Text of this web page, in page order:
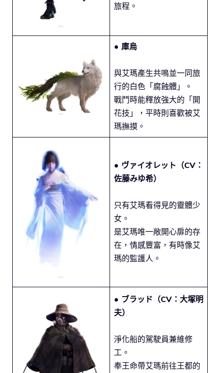
旅程。
● 庫烏
與艾瑪產生共鳴並一同旅
行的白色「腐蝕體」。
戰鬥時能釋放強大的「開
花技」，平時則喜歡被艾
瑪撫摸。
● ヴァイオレット（CV：
佐藤みゆ希）
只有艾瑪看得見的靈體少
女。
是艾瑪唯一敞開心扉的存
在，情感豐富，有時像艾
瑪的監護人。
● ブラッド（CV：大塚明
夫）
淨化船的駕駛員兼維修
工。
奉王命帶艾瑪前往王都的